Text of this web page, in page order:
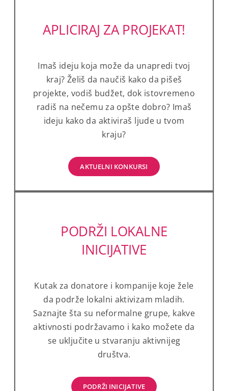
APLICIRAJ ZA PROJEKAT!
Imaš ideju koja može da unapredi tvoj
kraj? Želiš da naučiš kako da pišeš
projekte, vodiš budžet, dok istovremeno
radiš na nečemu za opšte dobro? Imaš
ideju kako da aktiviraš ljude u tvom
kraju?
AKTUELNI KONKURSI
PODRŽI LOKALNE
INICIJATIVE
Kutak za donatore i kompanije koje žele
da podrže lokalni aktivizam mladih.
Saznajte šta su neformalne grupe, kakve
aktivnosti podržavamo i kako možete da
se uključite u stvaranju aktivnijeg
društva.
PODRŽI INICIJATIVE